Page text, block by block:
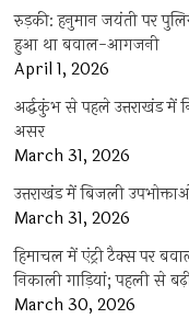
रुड़की: हनुमान जयंती पर
हुआ था बवाल-आगजनी
April 1, 2026
अर्द्धकुंभ से पहले उत्तराखंड में
असर
March 31, 2026
उत्तराखंड में बिजली
March 31, 2026
हिमाचल में एंट्री टैक्स पर
निकाली गाड़ियां; पहली से
March 30, 2026